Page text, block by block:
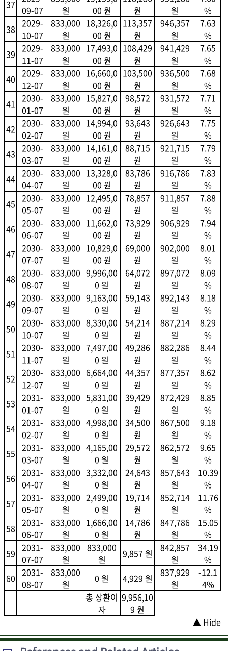
37 09-07
원
00 원
원
원
%
38 2029-
10-07
833,000
원
18,326,0
00 원
113,357
원
946,357
원
7.63
%
39 2029-
11-07
833,000
원
17,493,0
00 원
108,429
원
941,429
원
7.65
%
40 2029-
12-07
833,000
원
16,660,0
00 원
103,500
원
936,500
원
7.68
%
41 2030-
01-07
833,000
원
15,827,0
00 원
98,572
원
931,572
원
7.71
%
42 2030-
02-07
833,000
원
14,994,0
00 원
93,643
원
926,643
원
7.75
%
43 2030-
03-07
833,000
원
14,161,0
00 원
88,715
원
921,715
원
7.79
%
44 2030-
04-07
833,000
원
13,328,0
00 원
83,786
원
916,786
원
7.83
%
45 2030-
05-07
833,000
원
12,495,0
00 원
78,857
원
911,857
원
7.88
%
46 2030-
06-07
833,000
원
11,662,0
00 원
73,929
원
906,929
원
7.94
%
47 2030-
07-07
833,000
원
10,829,0
00 원
69,000
원
902,000
원
8.01
%
48 2030-
08-07
833,000
원
9,996,00
0 원
64,072
원
897,072
원
8.09
%
49 2030-
09-07
833,000
원
9,163,00
0 원
59,143
원
892,143
원
8.18
%
50 2030-
10-07
833,000
원
8,330,00
0 원
54,214
원
887,214
원
8.29
%
51 2030-
11-07
833,000
원
7,497,00
0 원
49,286
원
882,286
원
8.44
%
52 2030-
12-07
833,000
원
6,664,00
0 원
44,357
원
877,357
원
8.62
%
53 2031-
01-07
833,000
원
5,831,00
0 원
39,429
원
872,429
원
8.85
%
54 2031-
02-07
833,000
원
4,998,00
0 원
34,500
원
867,500
원
9.18
%
55 2031-
03-07
833,000
원
4,165,00
0 원
29,572
원
862,572
원
9.65
%
56 2031-
04-07
833,000
원
3,332,00
0 원
24,643
원
857,643
원
10.39
%
57 2031-
05-07
833,000
원
2,499,00
0 원
19,714
원
852,714
원
11.76
%
58 2031-
06-07
833,000
원
1,666,00
0 원
14,786
원
847,786
원
15.05
%
59 2031-
07-07
833,000
원
833,000
원
9,857 원
842,857
원
34.19
%
60 2031-
08-07
833,000
원
0 원 4,929 원
837,929
원
-12.1
4%
총 상환이
자
9,956,10
9 원
▲ Hide